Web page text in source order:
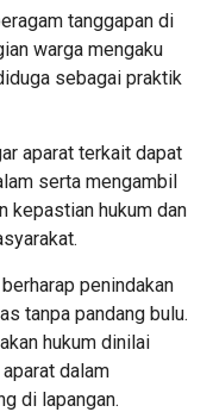
tanggapan di
warga mengaku
sebagai praktik
aparat terkait dapat
serta mengambil
kepastian hukum dan
penindakan
tanpa pandang bulu.
hukum dinilai
dalam
di lapangan.